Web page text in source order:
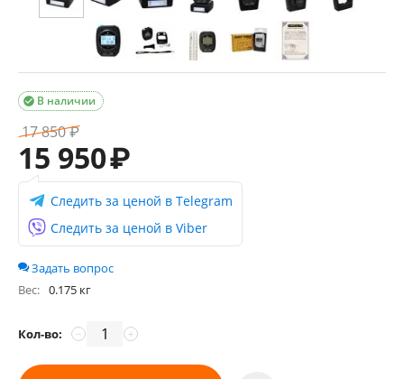
В наличии

17 850₽
15 950₽
Следить за ценой в Telegram
Следить за ценой в Viber
Задать вопрос
Вес: 0.175 кг
Кол-во: +
−